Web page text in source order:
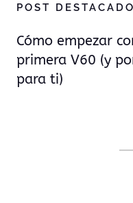
POST
Cómo empezar
primera V60 (y
para ti)